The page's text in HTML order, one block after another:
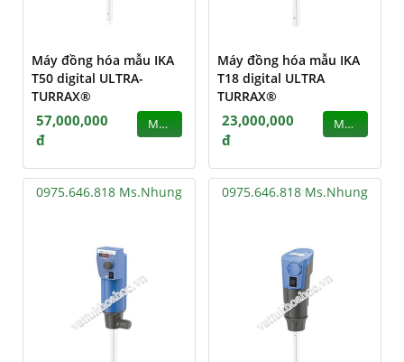
Máy đồng hóa mẫu IKA
T50 digital ULTRA-
TURRAX®
57,000,000
đ
MUA
Máy đồng hóa mẫu IKA
T18 digital ULTRA
TURRAX®
23,000,000
đ
MUA
0975.646.818 Ms.Nhung 0975.646.818 Ms.Nhung